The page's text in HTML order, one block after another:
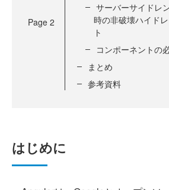
Page 2
サーバーサイドレ
時の非破壊ハイド
ト
コンポーネントの
まとめ
参考資料
はじめに